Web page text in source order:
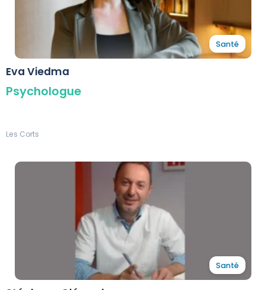
Santé
Eva Viedma
Psychologue
Les Corts
Santé